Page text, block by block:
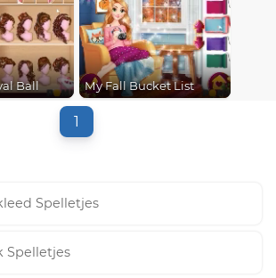
Ball My Fall Bucket List
1
Spelletjes
Spelletjes